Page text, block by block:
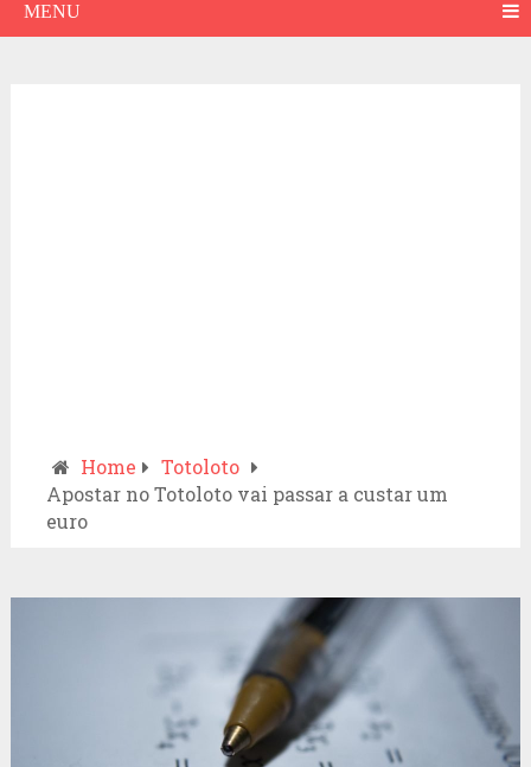
MENU
Home
Totoloto
Apostar no Totoloto vai passar a custar um
euro